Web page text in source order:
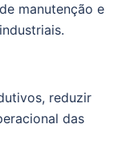
manutenção e
reduzir
das